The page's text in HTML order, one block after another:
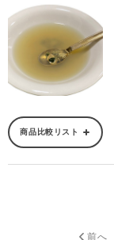
商品比較リスト
前へ